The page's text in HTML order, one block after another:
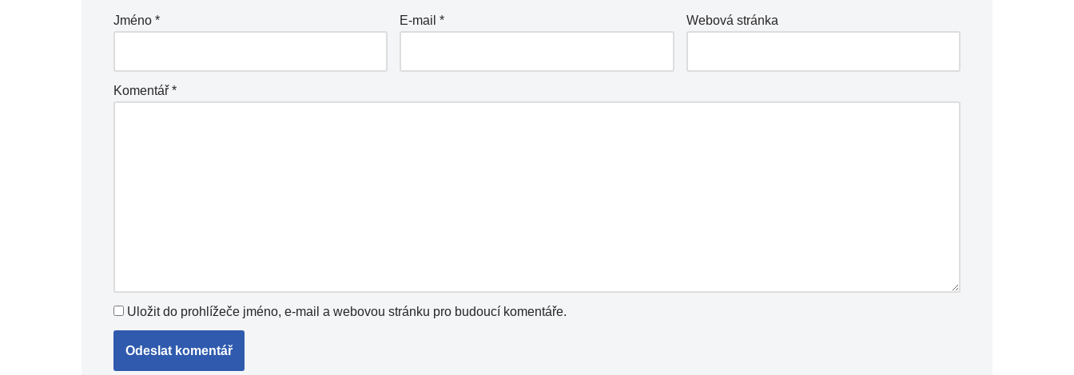
Jméno * E-mail* Webová stránka
Komentář *
Uložit do prohlížeče jméno, e-mail a webovou stránku pro budoucí komentáře.